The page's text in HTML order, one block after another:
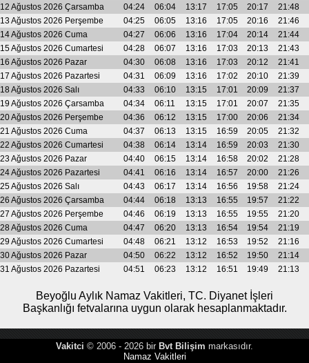
12 Ağustos 2026 Çarsamba
04:24 06:04 13:17 17:05 20:17
21:48
13 Ağustos 2026 Perşembe
04:25 06:05 13:16 17:05 20:16
21:46
14 Ağustos 2026 Cuma
04:27 06:06 13:16 17:04 20:14
21:44
15 Ağustos 2026 Cumartesi
04:28 06:07 13:16 17:03 20:13
21:43
16 Ağustos 2026 Pazar
04:30 06:08 13:16 17:03 20:12
21:41
17 Ağustos 2026 Pazartesi
04:31 06:09 13:16 17:02 20:10
21:39
18 Ağustos 2026 Salı
04:33 06:10 13:15 17:01 20:09
21:37
19 Ağustos 2026 Çarsamba
04:34 06:11 13:15 17:01 20:07
21:35
20 Ağustos 2026 Perşembe
04:36 06:12 13:15 17:00 20:06
21:34
21 Ağustos 2026 Cuma
04:37 06:13 13:15 16:59 20:05
21:32
22 Ağustos 2026 Cumartesi
04:38 06:14 13:14 16:59 20:03
21:30
23 Ağustos 2026 Pazar
04:40 06:15 13:14 16:58 20:02
21:28
24 Ağustos 2026 Pazartesi
04:41 06:16 13:14 16:57 20:00
21:26
25 Ağustos 2026 Salı
04:43 06:17 13:14 16:56 19:58
21:24
26 Ağustos 2026 Çarsamba
04:44 06:18 13:13 16:55 19:57
21:22
27 Ağustos 2026 Perşembe
04:46 06:19 13:13 16:55 19:55
21:20
28 Ağustos 2026 Cuma
04:47 06:20 13:13 16:54 19:54
21:19
29 Ağustos 2026 Cumartesi
04:48 06:21 13:12 16:53 19:52
21:16
30 Ağustos 2026 Pazar
04:50 06:22 13:12 16:52 19:50
21:14
31 Ağustos 2026 Pazartesi
04:51 06:23 13:12 16:51 19:49 21:13
Beyoğlu Aylık Namaz Vakitleri, TC. Diyanet İşleri
Başkanlığı fetvalarına uygun olarak hesaplanmaktadır.
Vakitci © 2006 - 2026 bir Bvt Bilişim markasıdır.
Namaz Vakitleri